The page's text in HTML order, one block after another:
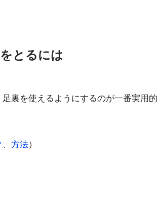
とるには
裏を使えるようにするのが一番実用的
、 方法）